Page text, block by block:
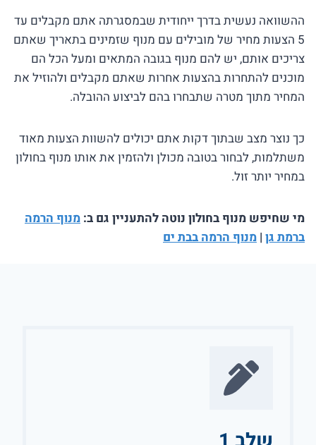
ההשוואה נעשית בדרך ייחודית שבמסגרתה אתם מקבלים עד
5 הצעות מחיר של מובילים עם מנוף שזמינים בתאריך שאתם
צריכים אותם, יש להם מנוף בגובה המתאים ומעל הכל הם
מוכנים להתחרות בהצעות אחרות שאתם מקבלים ולהוזיל את
המחיר מתוך מטרה שתבחרו בהם לביצוע ההובלה.
כך נוצר מצב שבתוך דקות אתם יכולים להשוות הצעות מאוד
משתלמות, לבחור בטובה מכולן ולהזמין את אותו מנוף בחולון
במחיר יותר זול.
מי שחיפש מנוף בחולון נוטה להתעניין גם ב: מנוף הרמה
ברמת גן | מנוף הרמה בבת ים